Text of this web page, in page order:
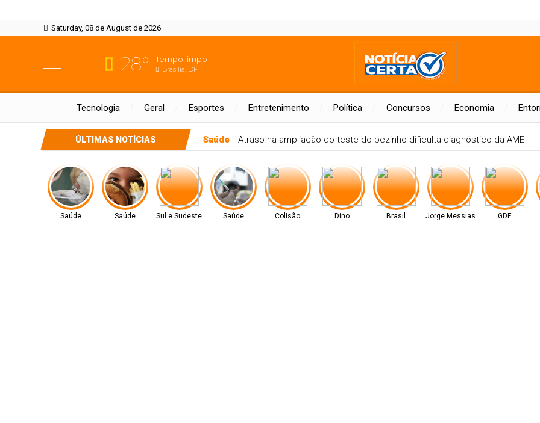
Saturday, 08 de August de 2026
28° Tempo limpo
Brasília, DF
Tecnologia Geral Esportes Entretenimento Política Concursos Economia
ÚLTIMAS NOTÍCIAS Saúde Atraso na ampliação do teste do pezinho dificulta diagnóstico da AME
Saúde Saúde Sul e Sudeste Saúde Colisão Dino Brasil Jorge Messias GDF